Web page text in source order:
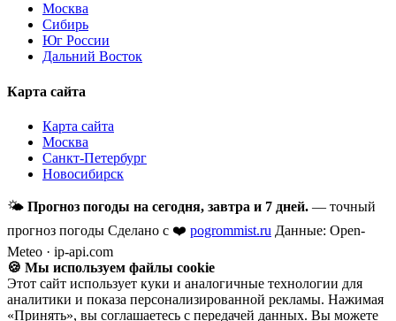
Москва
Сибирь
Юг России
Дальний Восток
Карта сайта
Карта сайта
Москва
Санкт-Петербург
Новосибирск
🌤 Прогноз погоды на сегодня, завтра и 7 дней. — точный
прогноз погоды Сделано с ❤️ pogrommist.ru Данные: Open-
Meteo · ip-api.com
🍪 Мы используем файлы cookie
Этот сайт использует куки и аналогичные технологии для
аналитики и показа персонализированной рекламы. Нажимая
«Принять», вы соглашаетесь с передачей данных. Вы можете